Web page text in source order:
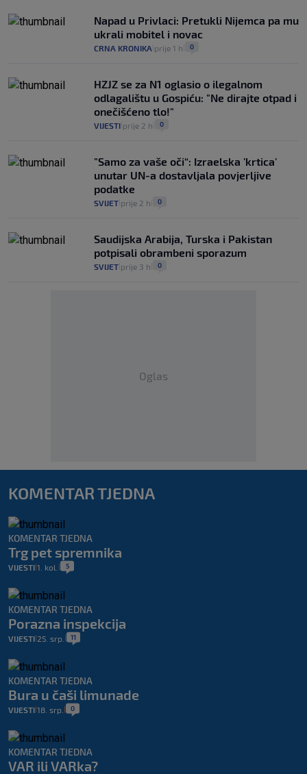
Napad u Privlaci: Pretukli Nijemca pa mu
ukrali mobitel i novac
CRNA KRONIKA prije 1 h 0
HZJZ se za N1 oglasio o ilegalnom
odlagalištu u Gospiću: "Ne dirajte otpad i
onečišćeno tlo!"
VIJESTI prije 2 h 0
"Samo za vaše oči“: Izraelska 'krtica'
unutar UN-a dostavljala povjerljive
podatke
SVIJET prije 2 h 0
Saudijska Arabija, Turska i Pakistan
potpisali obrambeni sporazum
SVIJET prije 3 h 0
Oglas
KOMENTAR TJEDNA
KOMENTAR TJEDNA
Trg pet spremnika
VIJESTI 1. kol. 5
KOMENTAR TJEDNA
Porazna inspekcija
VIJESTI 25. srp. 11
KOMENTAR TJEDNA
Bura u čaši limunade
VIJESTI 18. srp. 0
KOMENTAR TJEDNA
VAR ili VARka?